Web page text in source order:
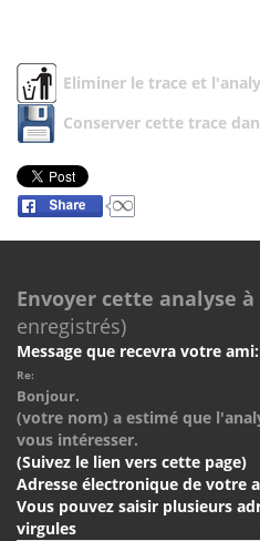
Eliminer le trace et
Conserver cette trace
Envoyer cette analyse
enregistrés)
Message que recevra votre ami:
Re:
Bonjour.
(votre nom) a estimé que
vous intéresser.
(Suivez le lien vers cette page)
Adresse électronique de votre
Vous pouvez saisir plusieurs
virgules